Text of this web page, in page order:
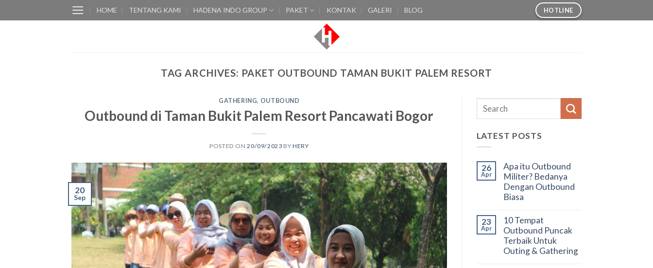
to
HOME TENTANG KAMI HADENA INDO GROUP PAKET KONTAK GALERI BLOG HOTLINE
TAG ARCHIVES: PAKET OUTBOUND TAMAN BUKIT PALEM RESORT
GATHERING, OUTBOUND
Outbound di Taman Bukit Palem Resort Pancawati Bogor
POSTED ON20/09/2023 BY HERY
20
Sep
LATEST POSTS
26
Apr
Apa itu Outbound
Militer? Bedanya
Dengan Outbound
Biasa
23
Apr
10 Tempat
Outbound Puncak
Terbaik Untuk
Outing & Gathering